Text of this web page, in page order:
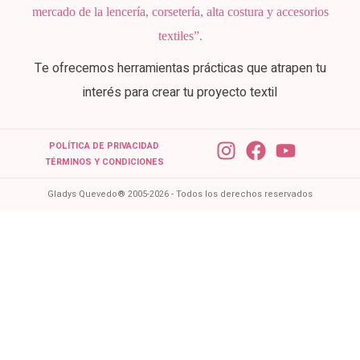
mercado de la lencería, corsetería, alta costura y accesorios
textiles”.
Te ofrecemos herramientas prácticas que atrapen tu
interés para crear tu proyecto textil
POLÍTICA DE PRIVACIDAD
TÉRMINOS Y CONDICIONES
Gladys Quevedo® 2005-2026 - Todos los derechos reservados